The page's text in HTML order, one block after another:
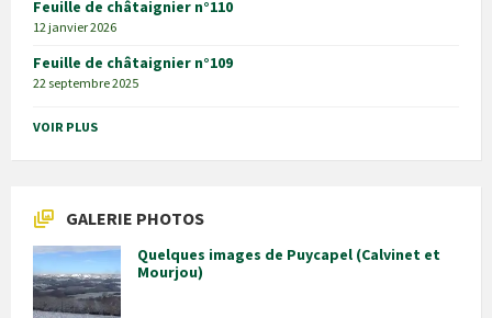
Feuille de châtaignier n°110
12 janvier 2026
Feuille de châtaignier n°109
22 septembre 2025
VOIR PLUS
GALERIE PHOTOS
Quelques images de Puycapel (Calvinet et
Mourjou)